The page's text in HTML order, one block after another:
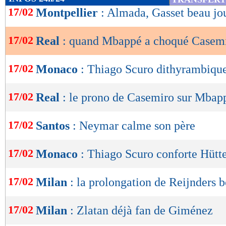
de
OK
17/02 Montpellier : Almada, Gasset beau
17/02 Real : quand Mbappé a choqué
17/02 Monaco : Thiago Scuro
17/02 Real : le prono de Casemiro sur
17/02 Santos : Neymar calme son père
17/02 Monaco : Thiago Scuro conforte
17/02 Milan : la prolongation de Reijnders
17/02 Milan : Zlatan déjà fan de Giménez